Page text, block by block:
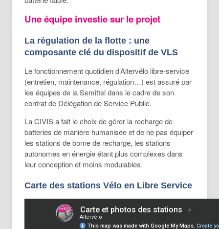
Une équipe investie sur le projet
La régulation de la flotte : une
composante clé du dispositif de VLS
Le fonctionnement quotidien d’Altervélo libre-service
(entretien, maintenance, régulation…) est assuré par
les équipes de la Semittel dans le cadre de son
contrat de Délégation de Service Public.
La CIVIS a fait le choix de gérer la recharge de
batteries de manière humanisée et de ne pas équiper
les stations de borne de recharge, les stations
autonomes en énergie étant plus complexes dans
leur conception et moins modulables.
Carte des stations Vélo en Libre Service